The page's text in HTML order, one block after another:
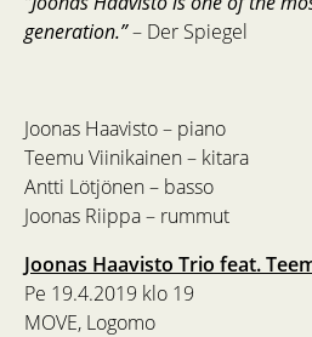
generation.”– Der Spiegel
Joonas Haavisto – piano
Teemu Viinikainen – kitara
Antti Lötjönen – basso
Joonas Riippa – rummut
Joonas Haavisto Trio feat.
Pe 19.4.2019 klo 19
MOVE, Logomo